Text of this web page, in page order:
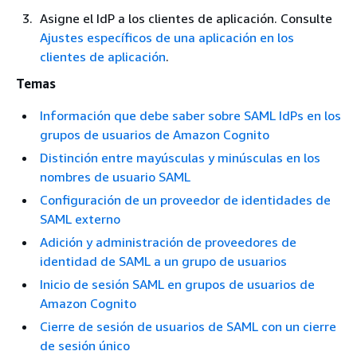
Asigne el IdP a los clientes de aplicación. Consulte
Ajustes específicos de una aplicación en los
clientes de aplicación.
Temas
Información que debe saber sobre SAML IdPs en los
grupos de usuarios de Amazon Cognito
Distinción entre mayúsculas y minúsculas en los
nombres de usuario SAML
Configuración de un proveedor de identidades de
SAML externo
Adición y administración de proveedores de
identidad de SAML a un grupo de usuarios
Inicio de sesión SAML en grupos de usuarios de
Amazon Cognito
Cierre de sesión de usuarios de SAML con un cierre
de sesión único